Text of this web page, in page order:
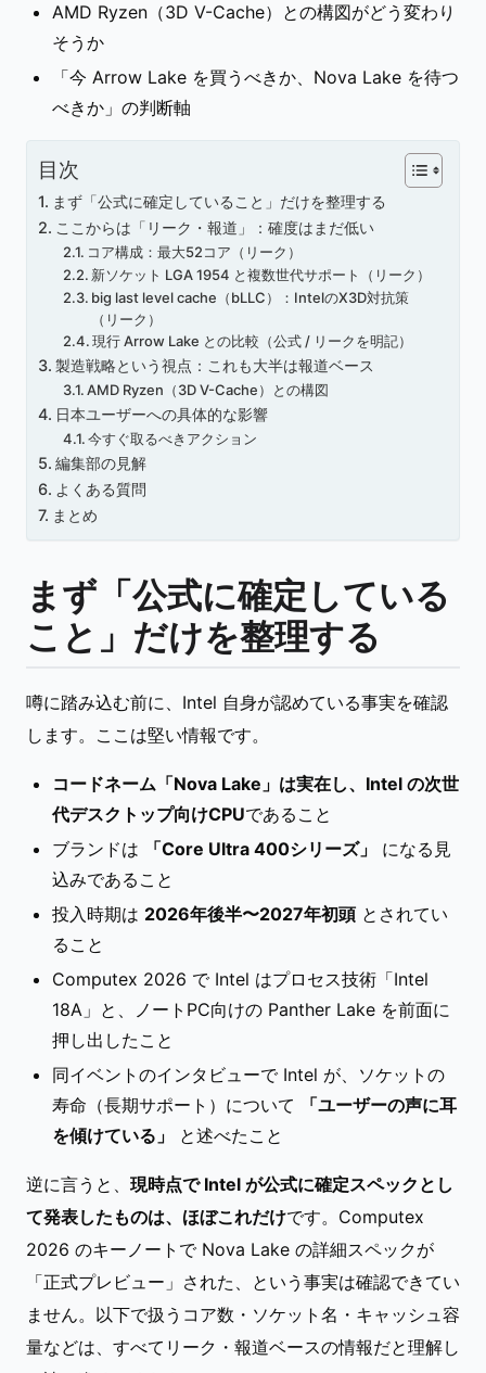
AMD Ryzen（3D V-Cache）との構図がどう変わり
そうか
「今 Arrow Lake を買うべきか、Nova Lake を待つ
べきか」の判断軸
目次
まず「公式に確定していること」だけを整理する
ここからは「リーク・報道」：確度はまだ低い
コア構成：最大52コア（リーク）
新ソケット LGA 1954 と複数世代サポート（リーク）
big last level cache（bLLC）：IntelのX3D対抗策
（リーク）
現行 Arrow Lake との比較（公式 / リークを明記）
製造戦略という視点：これも大半は報道ベース
AMD Ryzen（3D V-Cache）との構図
日本ユーザーへの具体的な影響
今すぐ取るべきアクション
編集部の見解
よくある質問
まとめ
まず「公式に確定している
こと」だけを整理する
噂に踏み込む前に、Intel 自身が認めている事実を確認
します。ここは堅い情報です。
コードネーム「Nova Lake」は実在し、Intel の次世
代デスクトップ向けCPUであること
ブランドは
「Core Ultra 400シリーズ」
になる見
込みであること
投入時期は 2026年後半〜2027年初頭 とされてい
ること
Computex 2026 で Intel はプロセス技術「Intel
18A」と、ノートPC向けの Panther Lake を前面に
押し出したこと
同イベントのインタビューで Intel が、ソケットの
寿命（長期サポート）について
「ユーザーの声に耳
を傾けている」
と述べたこと
逆に言うと、 現時点で Intel が公式に確定スペックとし
て発表したものは、ほぼこれだけです。Computex
2026 のキーノートで Nova Lake の詳細スペックが
「正式プレビュー」された、という事実は確認できてい
ません。以下で扱うコア数・ソケット名・キャッシュ容
量などは、すべてリーク・報道ベースの情報だと理解し